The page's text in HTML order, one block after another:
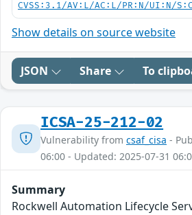
CVSS:3.1/AV:L/AC:L/PR:N/UI:N/
Show details on source website
JSON Share To
ICSA-25-212-02
Vulnerability from csaf_cisa -
06:00 - Updated: 2025-07-31
Summary
Rockwell Automation Lifecycle